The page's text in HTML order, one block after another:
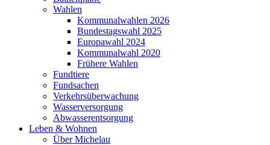
Wahlen
Kommunalwahlen 2026
Bundestagswahl 2025
Europawahl 2024
Kommunalwahl 2020
Frühere Wahlen
Fundtiere
Fundsachen
Verkehrsüberwachung
Wasserversorgung
Abwasserentsorgung
Leben & Wohnen
Über Michelau